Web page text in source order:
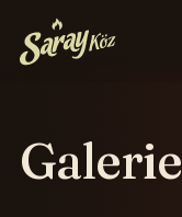
Galerie